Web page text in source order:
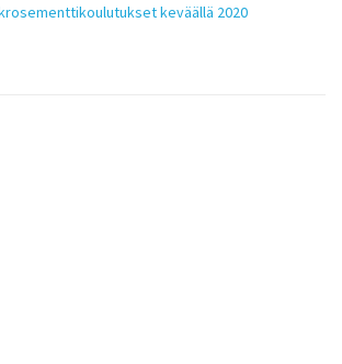
keväällä 2020